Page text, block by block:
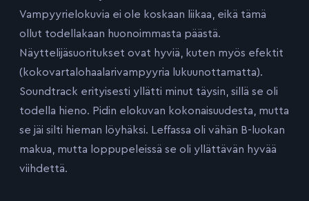
Vampyyrielokuvia ei ole koskaan liikaa, eikä tämä
ollut todellakaan huonoimmasta päästä.
Näyttelijäsuoritukset ovat hyviä, kuten myös efektit
(kokovartalohaalarivampyyria lukuunottamatta).
Soundtrack erityisesti yllätti minut täysin, sillä se oli
todella hieno. Pidin elokuvan kokonaisuudesta, mutta
se jäi silti hieman löyhäksi. Leffassa oli vähän B-luokan
makua, mutta loppupeleissä se oli yllättävän hyvää
viihdettä.